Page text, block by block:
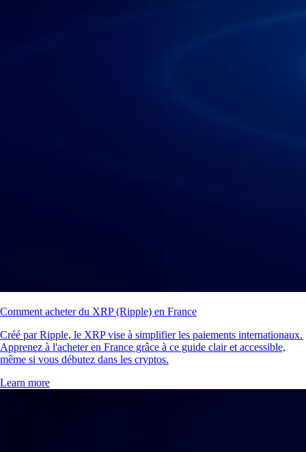
Comment acheter du XRP (Ripple) en France
Créé par Ripple, le XRP vise à simplifier les paiements internationaux.
Apprenez à l'acheter en France grâce à ce guide clair et accessible,
même si vous débutez dans les cryptos.
Learn more